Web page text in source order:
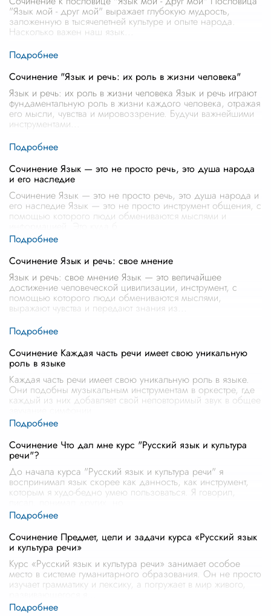
"Язык мой - друг мой" выражает глубокую мудрость,
заложенную в тысячелетней культуре и опыте народа.
Насколько важен наш язык
Сочинение "Язык и речь: их роль в жизни человека"
Язык и речь: их роль в жизни человека Язык и речь играют
фундаментальную роль в жизни каждого человека, отражая
его мысли, чувства и мировоззрение. Будучи важнейшими
инструментами
Сочинение Язык — это не просто речь, это душа народа
и его наследие
Сочинение Язык — это не просто речь, это душа народа и
его наследие Язык — это не просто инструмент общения, с
помощью которого люди обмениваются мыслями и
Сочинение Язык и речь: свое мнение
Язык и речь: свое мнение Язык — это величайшее
достижение человеческой цивилизации, инструмент, с
помощью которого люди обмениваются мыслями,
выражают чувства и передают знания из
Сочинение Каждая часть речи имеет свою уникальную
роль в языке
Каждая часть речи имеет свою уникальную роль в языке.
Они подобны музыкальным инструментам в оркестре, где
каждый из них добавляет свой неповторимый звук в общее
Сочинение Что дал мне курс "Русский язык и культура
речи"?
До начала курса "Русский язык и культура речи" я
воспринимал язык скорее как данность, как инструмент,
которым я худо-бедно умею пользоваться. Я говорил,
Сочинение Предмет, цели и задачи курса «Русский язык
и культура речи»
Курс «Русский язык и культура речи» занимает особое
место в системе гуманитарного образования. Он не просто
изучает грамматику и лексику, а погружает в мир живого,